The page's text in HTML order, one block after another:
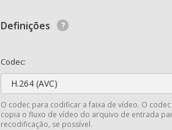
Definições
Codec:
H.264 (AVC)
O codec para codificar a faixa de vídeo. O
copia o fluxo de vídeo do arquivo de entrada
recodificação, se possível.